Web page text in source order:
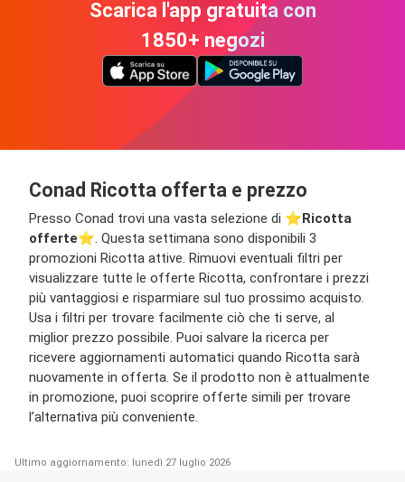
Scarica l'app gratuita con
1850+ negozi
Conad Ricotta offerta e prezzo
Presso Conad trovi una vasta selezione di ⭐️Ricotta
offerte⭐️. Questa settimana sono disponibili 3
promozioni Ricotta attive. Rimuovi eventuali filtri per
visualizzare tutte le offerte Ricotta, confrontare i prezzi
più vantaggiosi e risparmiare sul tuo prossimo acquisto.
Usa i filtri per trovare facilmente ciò che ti serve, al
miglior prezzo possibile. Puoi salvare la ricerca per
ricevere aggiornamenti automatici quando Ricotta sarà
nuovamente in offerta. Se il prodotto non è attualmente
in promozione, puoi scoprire offerte simili per trovare
l’alternativa più conveniente.
Ultimo aggiornamento: lunedì 27 luglio 2026